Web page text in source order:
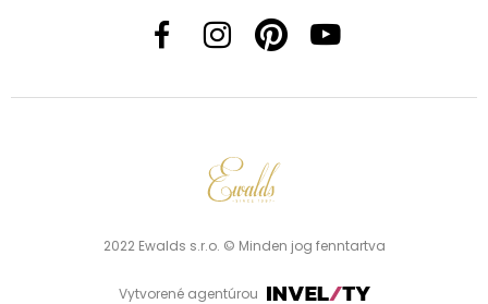
2022 Ewalds s.r.o. © Minden jog fenntartva
Vytvorené agentúrou